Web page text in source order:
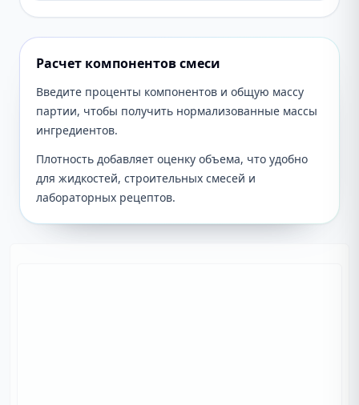
Расчет компонентов смеси
Введите проценты компонентов и общую массу
партии, чтобы получить нормализованные массы
ингредиентов.
Плотность добавляет оценку объема, что удобно
для жидкостей, строительных смесей и
лабораторных рецептов.